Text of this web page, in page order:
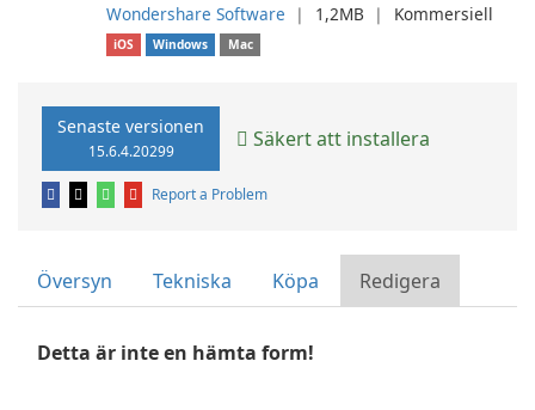
Wondershare Software ❘ 1,2MB ❘ Kommersiell
iOS Windows Mac
Senaste versionen
15.6.4.20299 Säkert att installera
Report a Problem
Översyn Tekniska Köpa Redigera
Detta är inte en hämta form!